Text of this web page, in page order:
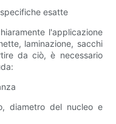
esatte
l'applicazione
laminazione, sacchi
da ciò, è necessario
diametro del nucleo e